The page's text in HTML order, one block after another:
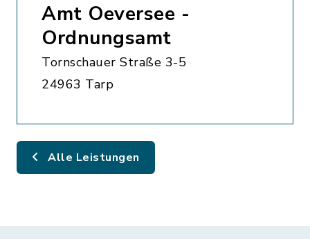
Amt Oeversee -
Ordnungsamt
Tornschauer Straße 3-5
24963 Tarp
Alle Leistungen